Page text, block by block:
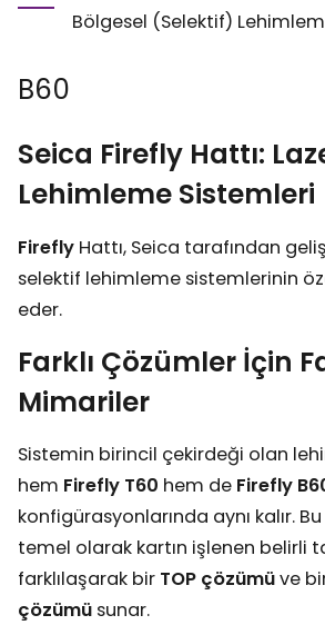
Bölgesel (Selektif)
B60
Seica Firefly Hattı:
Lehimleme Sistemleri
Firefly Hattı, Seica tarafından
selektif lehimleme sistemlerinin
eder.
Farklı Çözümler İçin
Mimariler
Sistemin birincil çekirdeği olan
hem Firefly T60 hem de Firefly
konfigürasyonlarında aynı kalır.
temel olarak kartın işlenen belirli
farklılaşarak bir TOP çözümüve
çözümü sunar.